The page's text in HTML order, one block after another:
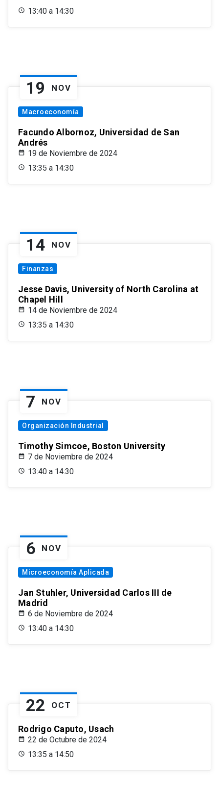
13:40 a 14:30
19 NOV
Macroeconomía
Facundo Albornoz, Universidad de San
Andrés
19 de Noviembre de 2024
13:35 a 14:30
14 NOV
Finanzas
Jesse Davis, University of North Carolina at
Chapel Hill
14 de Noviembre de 2024
13:35 a 14:30
7 NOV
Organización Industrial
Timothy Simcoe, Boston University
7 de Noviembre de 2024
13:40 a 14:30
6 NOV
Microeconomía Aplicada
Jan Stuhler, Universidad Carlos III de
Madrid
6 de Noviembre de 2024
13:40 a 14:30
22 OCT
Rodrigo Caputo, Usach
22 de Octubre de 2024
13:35 a 14:50